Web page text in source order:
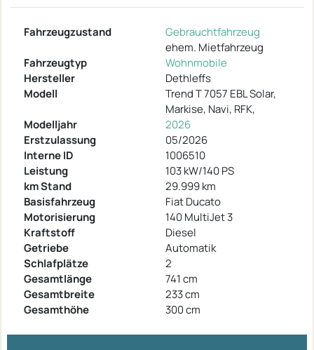
Fahrzeugzustand
Gebrauchtfahrzeug
ehem. Mietfahrzeug
Fahrzeugtyp
Wohnmobile
Hersteller
Dethleffs
Modell
Trend T 7057 EBL Solar,
Markise, Navi, RFK,
Modelljahr
2026
Erstzulassung
05/2026
Interne ID
1006510
Leistung
103 kW/140 PS
km Stand
29.999 km
Basisfahrzeug
Fiat Ducato
Motorisierung
140 MultiJet 3
Kraftstoff
Diesel
Getriebe
Automatik
Schlafplätze
2
Gesamtlänge
741 cm
Gesamtbreite
233 cm
Gesamthöhe
300 cm